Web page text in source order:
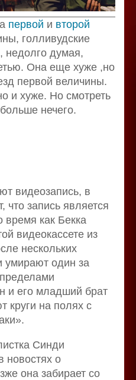
первой и второй
голливудские
недолго думая,
Она еще хуже ,но
первой величины.
и хуже. Но смотреть
нечего.
видеозапись, в
что запись является
как Бекка
видеокассете из
нескольких
умирают один за
и его младший брат
круги на полях с
Синди
новостях о
она забирает со